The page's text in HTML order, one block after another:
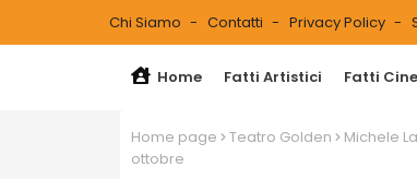
Chi Siamo Contatti Privacy Policy
Home Fatti Artistici Fatti
Home page Teatro Golden
Michele
ottobre